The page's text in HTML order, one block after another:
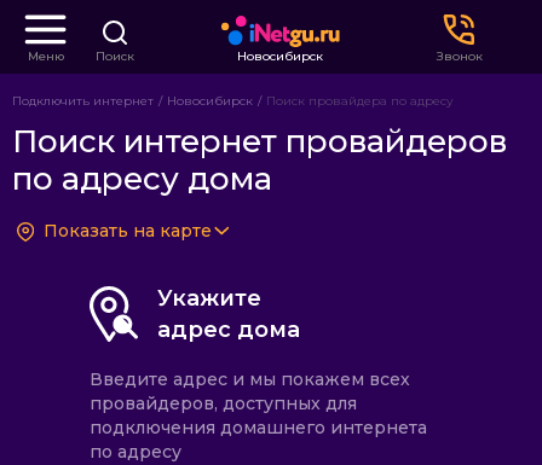
Меню Поиск Новосибирск Звонок
Подключить интернет Новосибирск Поиск провайдера по адресу
Поиск интернет провайдеров
по адресу дома
Показать на карте
Укажите
адрес дома
Введите адрес и мы покажем всех
провайдеров, доступных для
подключения домашнего интернета
по адресу